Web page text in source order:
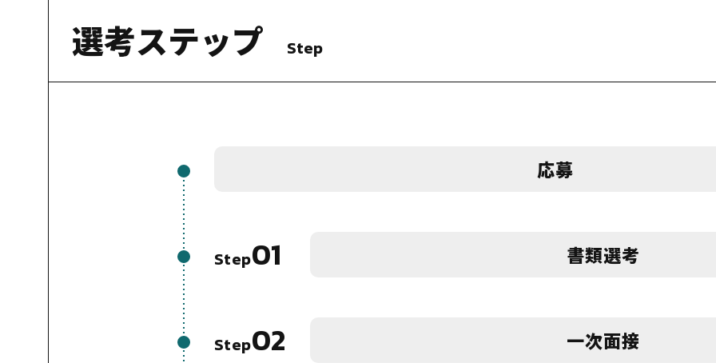
選考ステップ Step
応募
Step01 書類選考
Step02 一次面接